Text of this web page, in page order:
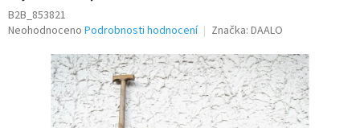
B2B_853821
Průměrné
produktu
Neohodnoceno Podrobnosti hodnocení Značka: DAALO